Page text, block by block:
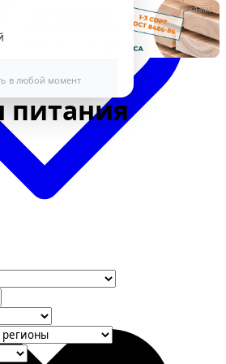
в любой момент
Реклама
питания